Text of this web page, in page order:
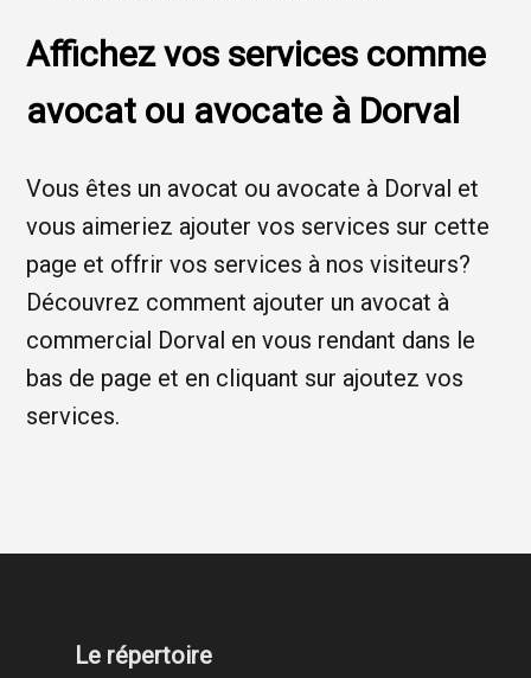
Affichez vos services comme
avocat ou avocate à Dorval
Vous êtes un avocat ou avocate à Dorval et
vous aimeriez ajouter vos services sur cette
page et offrir vos services à nos visiteurs?
Découvrez comment ajouter un avocat à
commercial Dorval en vous rendant dans le
bas de page et en cliquant sur ajoutez vos
services.
Le répertoire